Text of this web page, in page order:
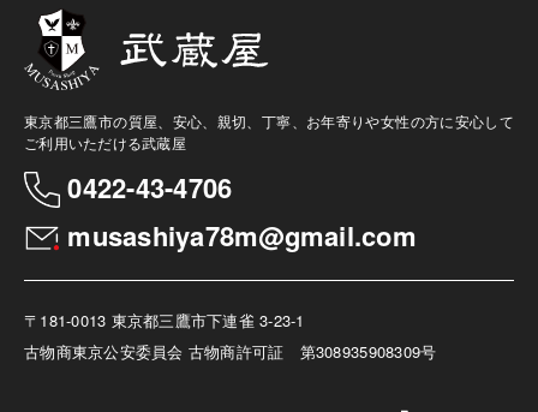
東京都三鷹市の質屋、安心、親切、丁寧、お年寄りや女性の方に安心して
ご利用いただける武蔵屋
0422-43-4706
musashiya78m@gmail.com
〒181-0013 東京都三鷹市下連雀 3-23-1
古物商東京公安委員会 古物商許可証 第308935908309号